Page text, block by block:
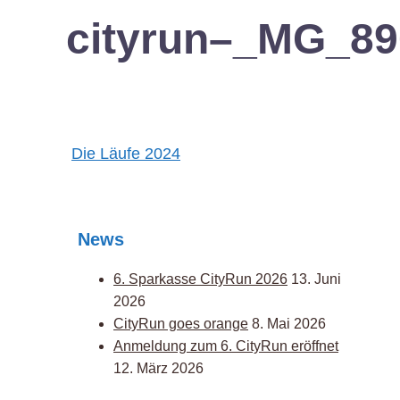
Post
Die Läufe 2024
News
6. Sparkasse CityRun 2026 13. Juni
2026
CityRun goes orange 8. Mai 2026
Anmeldung zum 6. CityRun eröffnet
12. März 2026